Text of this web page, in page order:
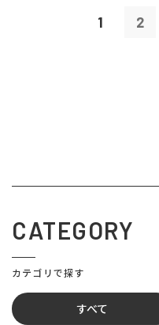
1 2
CATEGORY
カテゴリで探す
すべて